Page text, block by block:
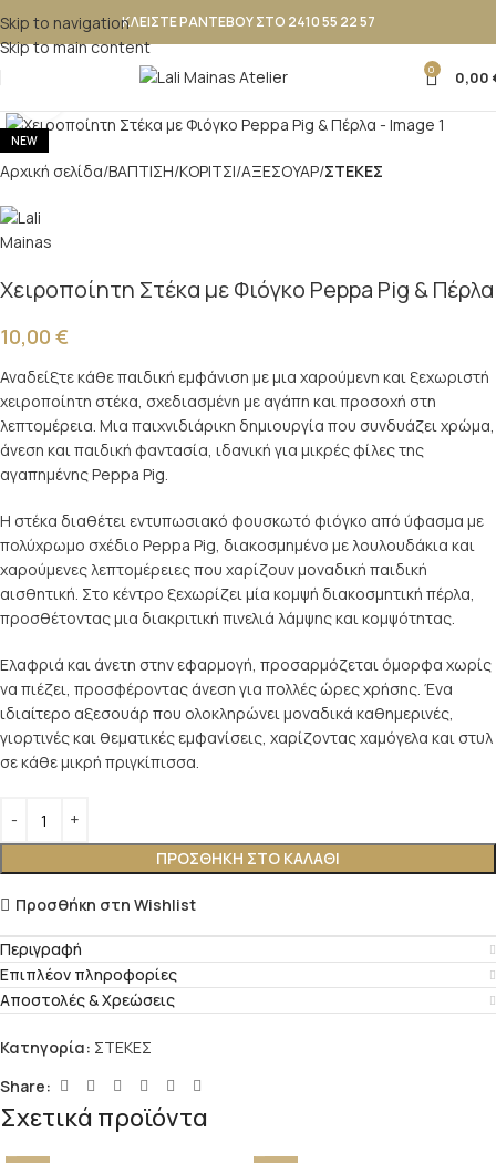
Skip to navigation
Skip to main content
ΚΛΕΙΣΤΕ ΡΑΝΤΕΒΟΥ ΣΤΟ 2410 55 22 57
0 0,00
NEW
Αρχική σελίδα ΒΑΠΤΙΣΗ ΚΟΡΙΤΣΙ ΑΞΕΣΟΥΑΡ ΣΤΕΚΕΣ
Χειροποίητη Στέκα με Φιόγκο Peppa Pig & Πέρλα
10,00 €
Αναδείξτε κάθε παιδική εμφάνιση με μια χαρούμενη και ξεχωριστή
χειροποίητη στέκα, σχεδιασμένη με αγάπη και προσοχή στη
λεπτομέρεια. Μια παιχνιδιάρικη δημιουργία που συνδυάζει χρώμα,
άνεση και παιδική φαντασία, ιδανική για μικρές φίλες της
αγαπημένης Peppa Pig.
Η στέκα διαθέτει εντυπωσιακό φουσκωτό φιόγκο από ύφασμα με
πολύχρωμο σχέδιο Peppa Pig, διακοσμημένο με λουλουδάκια και
χαρούμενες λεπτομέρειες που χαρίζουν μοναδική παιδική
αισθητική. Στο κέντρο ξεχωρίζει μία κομψή διακοσμητική πέρλα,
προσθέτοντας μια διακριτική πινελιά λάμψης και κομψότητας.
Ελαφριά και άνετη στην εφαρμογή, προσαρμόζεται όμορφα χωρίς
να πιέζει, προσφέροντας άνεση για πολλές ώρες χρήσης. Ένα
ιδιαίτερο αξεσουάρ που ολοκληρώνει μοναδικά καθημερινές,
γιορτινές και θεματικές εμφανίσεις, χαρίζοντας χαμόγελα και στυλ
σε κάθε μικρή πριγκίπισσα.
ΠΡΟΣΘΉΚΗ ΣΤΟ ΚΑΛΆΘΙ
Προσθήκη στη Wishlist
Περιγραφή
Επιπλέον πληροφορίες
Αποστολές & Χρεώσεις
Κατηγορία: ΣΤΕΚΕΣ
Share:
Σχετικά προϊόντα